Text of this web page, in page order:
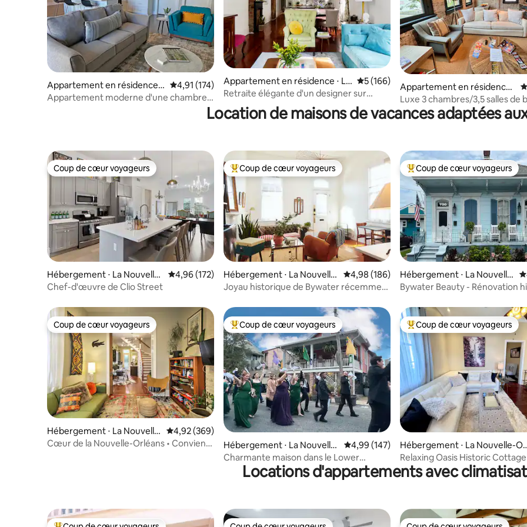
Appartement en résidence ⋅
La Nouvelle-Orléans
Évaluation moyenne sur la base de 174 commentaires : 4,91 sur 5
4,91 (174)
Appartement moderne d'une chambre
Appartement en résidence ⋅ La
Nouvelle-Orléans
Évaluation moyenne sur la base de 166
5 (166)
Retraite élégante d'un designer sur
Magazine Street
Appartement en résidence ⋅
La Nouvelle-Orléans
Luxe 3 chambres/3,5 salles de
Ascenseur privé - 2500 pieds
Location de maisons de vacances adaptées
Coup de cœur voyageurs
Coup de cœur voyageurs
Hébergement ⋅ La Nouvelle-
Orléans
Évaluation moyenne sur la base de 172 commentaires : 4,96 sur 5
4,96 (172)
Chef-d'œuvre de Clio Street
Coups de cœur voyageurs les plus appréciés
Coup de cœur voyageurs
Hébergement ⋅ La Nouvelle
-Orléans
Évaluation moyenne sur la base de 186
4,98 (186)
Joyau historique de Bywater récemment
Coups de cœur voyageurs les
Coup de cœur voyageurs
Hébergement ⋅ La Nouvelle
-Orléans
Bywater Beauty - Rénovation
Coup de cœur voyageurs
Coup de cœur voyageurs
Hébergement ⋅ La Nouvelle
-Orléans
Évaluation moyenne sur la base de 369 commentaires : 4,92 sur 5
4,92 (369)
Cœur de la Nouvelle-Orléans • Convient
Coups de cœur voyageurs les plus appréciés
Coup de cœur voyageurs
Hébergement ⋅ La Nouvelle-
Orléans
Évaluation moyenne sur la base de 147
4,99 (147)
Charmante maison dans le Lower
Garden District, à 4 pâtés de maisons des
défilés
Coups de cœur voyageurs les
Coup de cœur voyageurs
Hébergement ⋅ La Nouvelle-
éans
Relaxing Oasis Historic
Magazine & FQ
Locations d'appartements avec